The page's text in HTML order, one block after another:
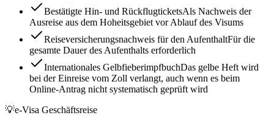
Bestätigte Hin- und RückflugticketsAls Nachweis der
Ausreise aus dem Hoheitsgebiet vor Ablauf des Visums
Reiseversicherungsnachweis für den AufenthaltFür die
gesamte Dauer des Aufenthalts erforderlich
Internationales GelbfieberimpfbuchDas gelbe Heft wird
bei der Einreise vom Zoll verlangt, auch wenn es beim
Online-Antrag nicht systematisch geprüft wird
💡e-Visa Geschäftsreise